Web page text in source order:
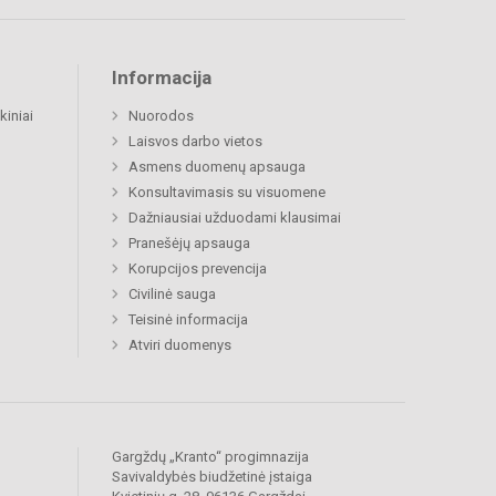
Informacija
Nuorodos
Laisvos darbo vietos
Asmens duomenų apsauga
Konsultavimasis su visuomene
Dažniausiai užduodami klausimai
Pranešėjų apsauga
Korupcijos prevencija
Civilinė sauga
Teisinė informacija
Atviri duomenys
Gargždų „Kranto“ progimnazija
Savivaldybės biudžetinė įstaiga